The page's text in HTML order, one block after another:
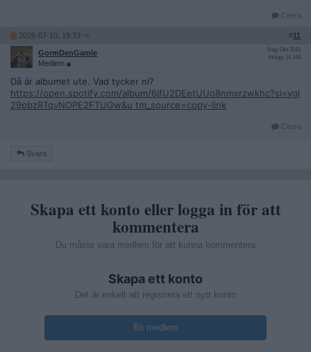
Citera
2026-07-10, 19:33 #11
GormDenGamle
Medlem
Reg: Okt 2015
Inlägg: 16 168
Då är albumet ute. Vad tycker ni?
https://open.spotify.com/album/6jfU2DEetUUo8nmxrzwkhc?si=vgl
29pbzRTqvNOPE2FTUGw&u tm_source=copy-link
Citera
Svara
Skapa ett konto eller logga in för att
kommentera
Du måste vara medlem för att kunna kommentera
Skapa ett konto
Det är enkelt att registrera ett nytt konto
Bli medlem